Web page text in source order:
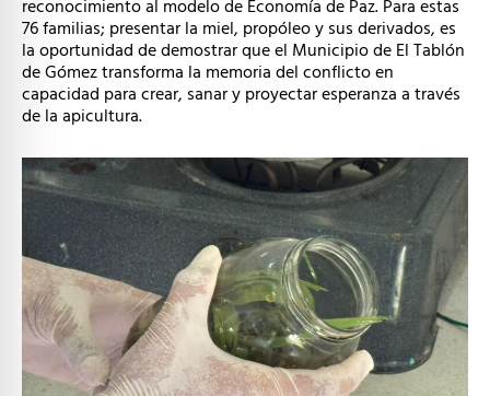
reconocimiento al modelo de Economía de Paz. Para estas
76 familias; presentar la miel, propóleo y sus derivados, es
la oportunidad de demostrar que el Municipio de El Tablón
de Gómez transforma la memoria del conflicto en
capacidad para crear, sanar y proyectar esperanza a través
de la apicultura.